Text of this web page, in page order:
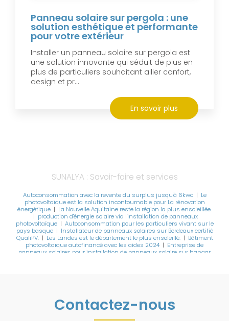
Panneau solaire sur pergola : une
solution esthétique et performante
pour votre extérieur
Installer un panneau solaire sur pergola est
une solution innovante qui séduit de plus en
plus de particuliers souhaitant allier confort,
design et pr...
En savoir plus
SUNALYA : Savoir-faire et services
Autoconsommation avec la revente du surplus jusqu'à 6kwc| Le
photovoltaïque est la solution incontournable pour La rénovation
énergétique | La Nouvelle Aquitaine reste la région la plus ensoleillée.
| production d'énergie solaire via l'installation de panneaux
photovoltaïque| Autoconsommation pour les particuliers vivant sur le
pays basque| Installateur de panneaux solaires sur Bordeaux certifié
QualiPV.| Les Landes est le département le plus ensoleillé.| Bâtiment
photovoltaïque autofinancé avec les aides 2024 | Entreprise de
panneaux solaires pour installation de panneaux solaire sur hangar
Contactez-nous